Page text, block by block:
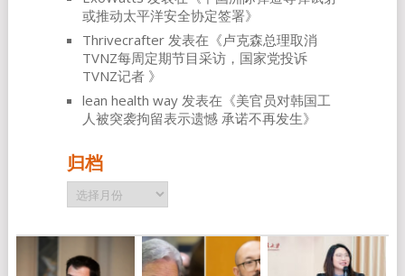
或推动太平洋安全协定签署》
Thrivecrafter发表在《卢克森总理取消
TVNZ每周定期节目采访，国家党投诉
TVNZ记者 》
lean health way发表在《美官员对韩国工
人被突袭拘留表示遗憾 承诺不再发生》
归档
归
档